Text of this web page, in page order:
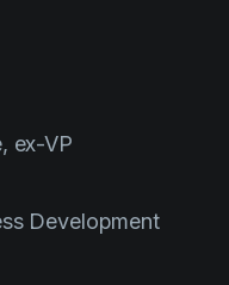
ex-VP
Development